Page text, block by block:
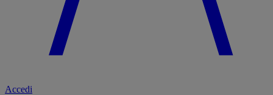
Accedi